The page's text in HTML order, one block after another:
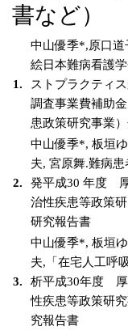
書など）
1.
中山優季*,原口道
絵日本難病看護
ストプラクティ
調査事業費補助
患政策研究事業
2.
中山優季*, 板垣
夫, 宮原舞.難病
発平成30 年度
治性疾患等政策
研究報告書
3.
中山優季*, 板垣
夫,「在宅人工呼
析平成30年度 厚
性疾患等政策研
究報告書